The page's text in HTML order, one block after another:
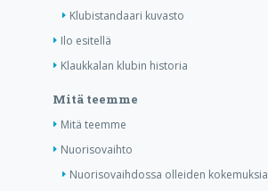
Klubistandaari kuvasto
Ilo esitellä
Klaukkalan klubin historia
Mitä teemme
Mitä teemme
Nuorisovaihto
Nuorisovaihdossa olleiden kokemuksia